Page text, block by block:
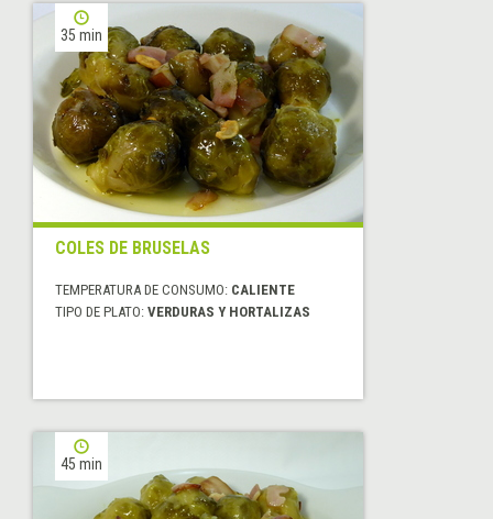
35 min
COLES DE BRUSELAS
TEMPERATURA DE CONSUMO: CALIENTE
TIPO DE PLATO: VERDURAS Y HORTALIZAS
45 min